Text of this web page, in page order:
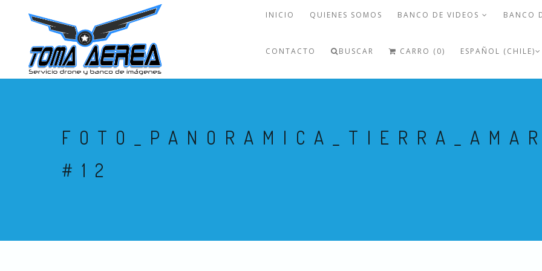
INICIO QUIENES SOMOS BANCO DE VIDEOS BANCO
CONTACTO BUSCAR CARRO (0) ESPAÑOL (CHILE)
#12